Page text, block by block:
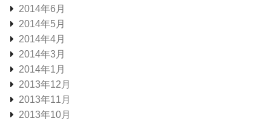
2014年6月
2014年5月
2014年4月
2014年3月
2014年1月
2013年12月
2013年11月
2013年10月